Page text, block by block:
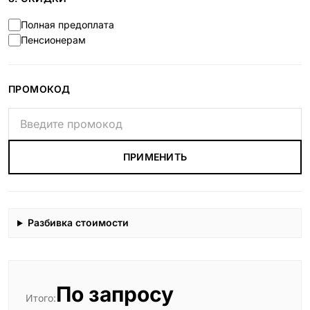
Полная предоплата
Пенсионерам
ПРОМОКОД
ПРИМЕНИТЬ
Разбивка стоимости
Итого:По запросу